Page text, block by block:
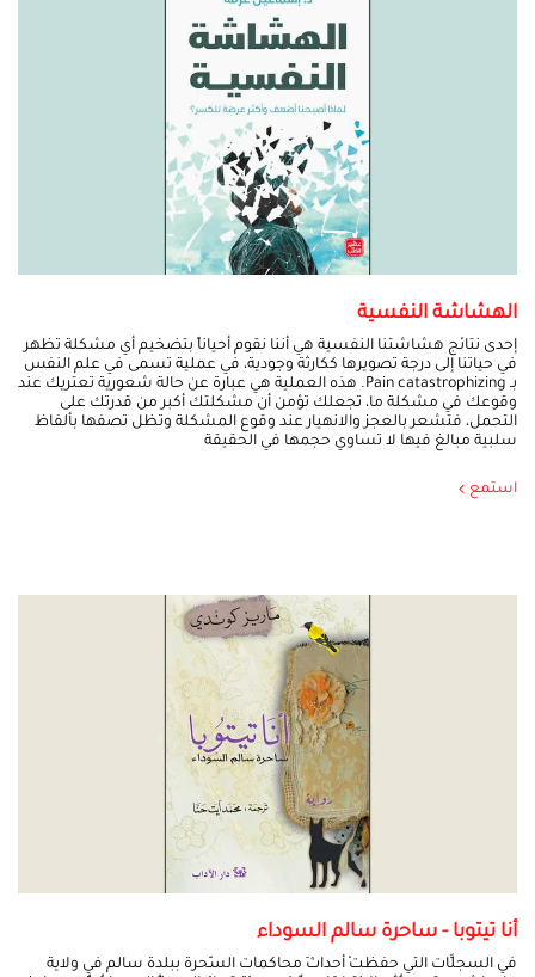
الهشاشة النفسية
إحدى نتائج هشاشتنا النفسية هي أننا نقوم أحياناً بتضخيم أي مشكلة تظهر
في حياتنا إلى درجة تصويرها ككارثة وجودية، في عملية تسمى في علم النفس
بـ Pain catastrophizing. هذه العملية هي عبارة عن حالة شعورية تعتريك عند
وقوعك في مشكلة ما، تجعلك تؤمن أن مشكلتك أكبر من قدرتك على
التحمل، فتشعر بالعجز والانهيار عند وقوع المشكلة وتظل تصفها بألفاظ
سلبية مبالغ فيها لا تساوي حجمها في الحقيقة
استمع
أنا تيتوبا - ساحرة سالم السوداء
في السجلَّات التي حفظتْ أحداثَ محاكمات السّحرة ببلدة سالم في ولاية